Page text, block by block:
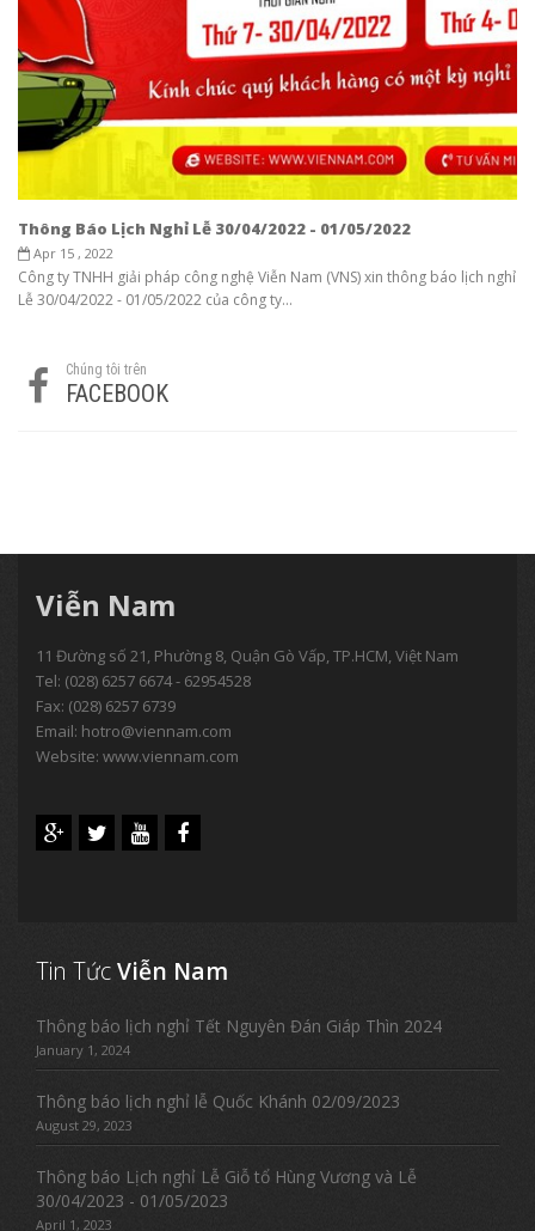
Thông Báo Lịch Nghỉ Lễ 30/04/2022 - 01/05/2022
Apr 15 , 2022
Công ty TNHH giải pháp công nghệ Viễn Nam (VNS) xin thông báo lịch nghỉ
Lễ 30/04/2022 - 01/05/2022 của công ty...
Chúng tôi trên
FACEBOOK
Viễn Nam
11 Đường số 21, Phường 8, Quận Gò Vấp, TP.HCM, Việt Nam
Tel: (028) 6257 6674 - 62954528
Fax: (028) 6257 6739
Email: hotro@viennam.com
Website: www.viennam.com
Tin TứcViễn Nam
Thông báo lịch nghỉ Tết Nguyên Đán Giáp Thìn 2024
January 1, 2024
Thông báo lịch nghỉ lễ Quốc Khánh 02/09/2023
August 29, 2023
Thông báo Lịch nghỉ Lễ Giỗ tổ Hùng Vương và Lễ
30/04/2023 - 01/05/2023
April 1, 2023